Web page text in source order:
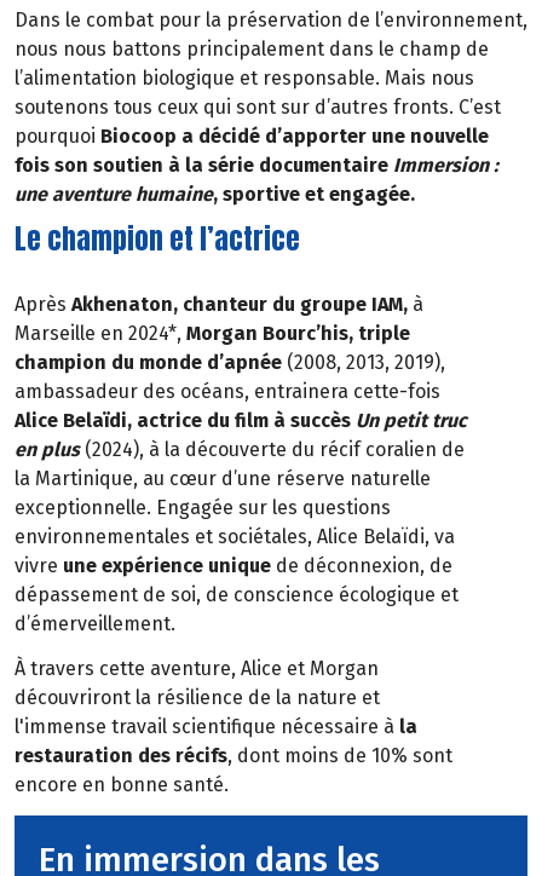
Dans le combat pour la préservation de l’environnement,
nous nous battons principalement dans le champ de
l’alimentation biologique et responsable. Mais nous
soutenons tous ceux qui sont sur d’autres fronts. C’est
pourquoi Biocoop a décidé d’apporter une nouvelle
fois son soutien à la série documentaire Immersion :
une aventure humaine, sportive et engagée.
Le champion et l’actrice
Après Akhenaton, chanteur du groupe IAM, à
Marseille en 2024*, Morgan Bourc’his, triple
champion du monde d’apnée (2008, 2013, 2019),
ambassadeur des océans, entrainera cette-fois
Alice Belaïdi, actrice du film à succès Un petit truc
en plus(2024), à la découverte du récif coralien de
la Martinique, au cœur d’une réserve naturelle
exceptionnelle. Engagée sur les questions
environnementales et sociétales, Alice Belaïdi, va
vivre une expérience unique de déconnexion, de
dépassement de soi, de conscience écologique et
d’émerveillement.
À travers cette aventure, Alice et Morgan
découvriront la résilience de la nature et
l'immense travail scientifique nécessaire à la
restauration des récifs, dont moins de 10% sont
encore en bonne santé.
En immersion dans les